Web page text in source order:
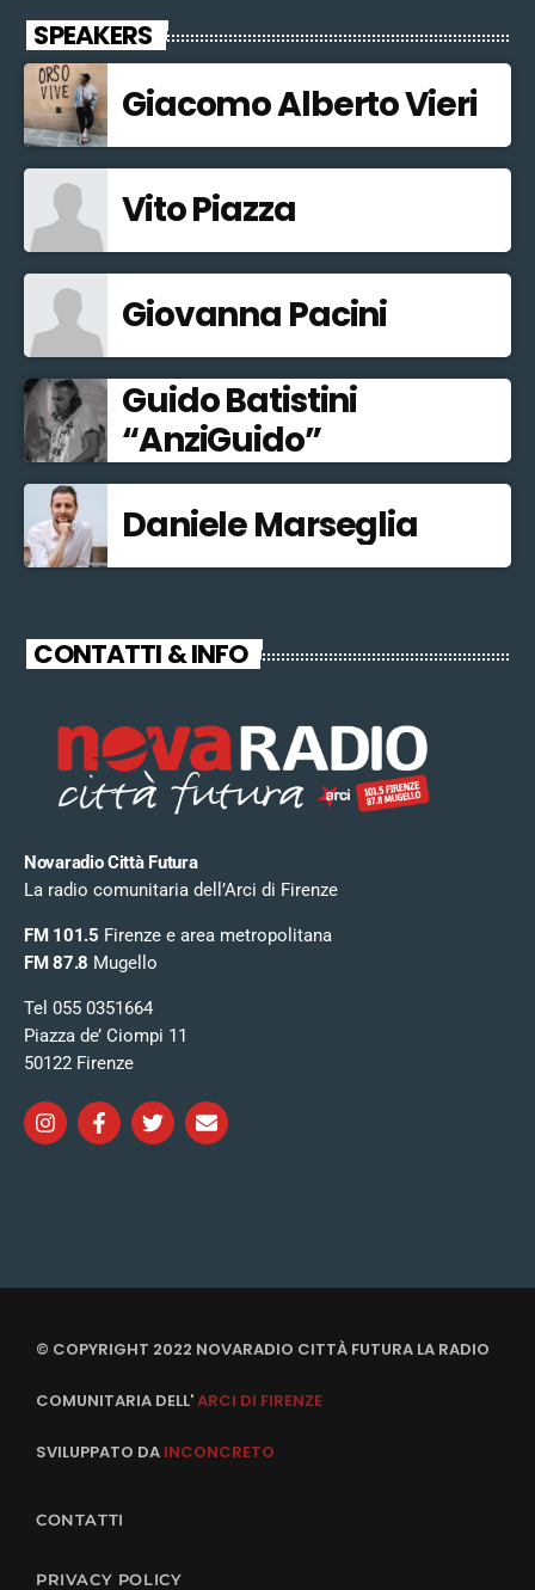
SPEAKERS
Giacomo Alberto Vieri
Vito Piazza
Giovanna Pacini
Guido Batistini
“AnziGuido”
Daniele Marseglia
CONTATTI & INFO
Novaradio Città Futura
La radio comunitaria dell’Arci di Firenze
FM 101.5 Firenze e area metropolitana
FM 87.8 Mugello
Tel 055 0351664
Piazza de’ Ciompi 11
50122 Firenze
© COPYRIGHT 2022 NOVARADIO CITTÀ FUTURA LA RADIO
COMUNITARIA DELL'ARCI DI FIRENZE
SVILUPPATO DA INCONCRETO
CONTATTI
PRIVACY POLICY